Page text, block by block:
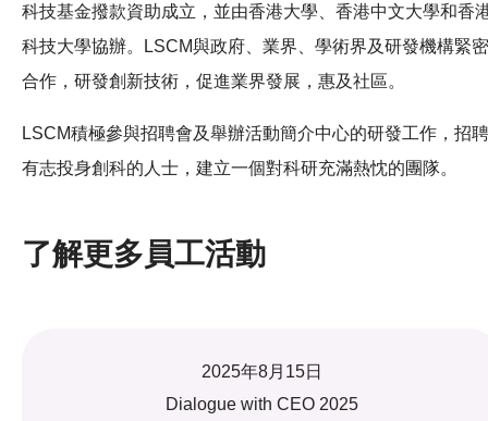
活動及消息
科技分享
科技基金撥款資助成立，並由香港大學、香港中文大學和香
科技大學協辦。LSCM與政府、業界、學術界及研發機構緊密
合作，研發創新技術，促進業界發展，惠及社區。
LSCM積極參與招聘會及舉辦活動簡介中心的研發工作，招聘
有志投身創科的人士，建立一個對科研充滿熱忱的團隊。
了解更多員工活動
2025年8月15日
Dialogue with CEO 2025